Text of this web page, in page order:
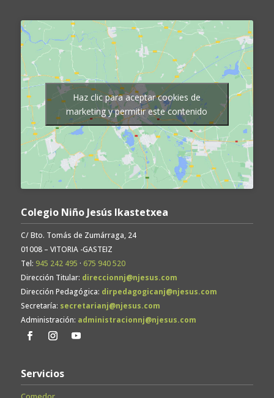
Haz clic para aceptar cookies de
marketing y permitir este contenido
Colegio Niño Jesús Ikastetxea
C/ Bto. Tomás de Zumárraga, 24
01008 – VITORIA -GASTEIZ
Tel: 945 242 495 · 675 940 520
Dirección Titular: direccionnj@njesus.com
Dirección Pedagógica: dirpedagogicanj@njesus.com
Secretaría: secretarianj@njesus.com
Administración: administracionnj@njesus.com
Servicios